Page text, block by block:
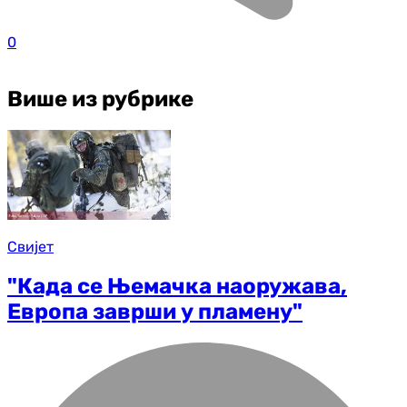
0
Више из рубрике
Свијет
"Када се Њемачка наоружава,
Европа заврши у пламену"